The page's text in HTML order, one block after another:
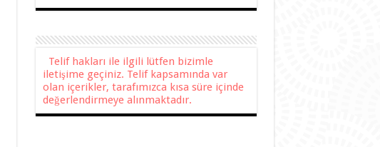
Telif hakları ile ilgili lütfen bizimle
iletişime geçiniz. Telif kapsamında var
olan içerikler, tarafımızca kısa süre içinde
değerlendirmeye alınmaktadır.